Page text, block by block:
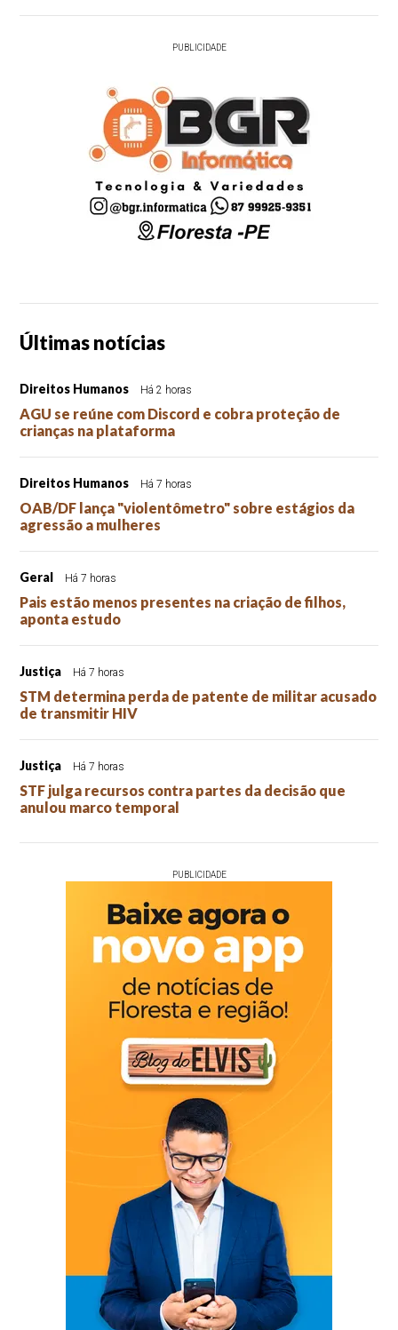
PUBLICIDADE
Últimas notícias
Direitos Humanos Há 2 horas
AGU se reúne com Discord e cobra proteção de
crianças na plataforma
Direitos Humanos Há 7 horas
OAB/DF lança "violentômetro" sobre estágios da
agressão a mulheres
Geral Há 7 horas
Pais estão menos presentes na criação de filhos,
aponta estudo
Justiça Há 7 horas
STM determina perda de patente de militar acusado
de transmitir HIV
Justiça Há 7 horas
STF julga recursos contra partes da decisão que
anulou marco temporal
PUBLICIDADE